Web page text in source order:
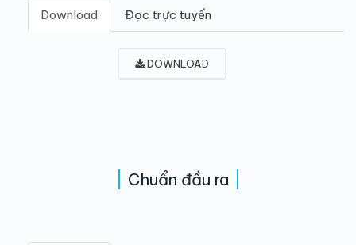
Download Đọc trực tuyến
DOWNLOAD
Chuẩn đầu ra